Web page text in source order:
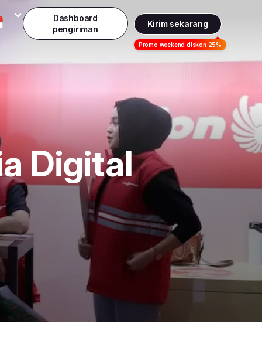
Dashboard
pengiriman
Kirim sekarang
Promo weekend diskon 25%
Digital